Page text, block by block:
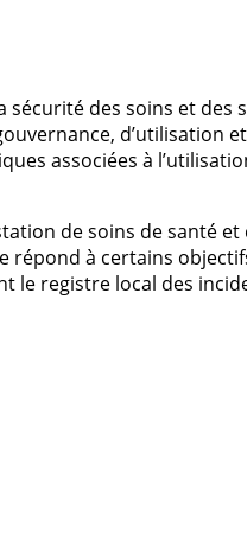
des soins et des
d’utilisation
associées à
de soins de santé et
répond à certains
le registre local des